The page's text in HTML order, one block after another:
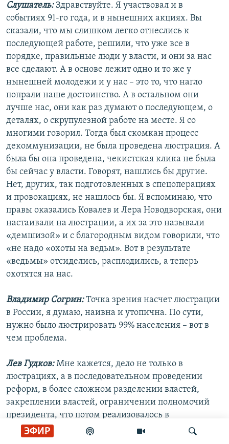
ЭФИР
Слушатель:Здравствуйте. Я участвовал и в
событиях 91-го года, и в нынешних акциях. Вы
сказали, что мы слишком легко отнеслись к
последующей работе, решили, что уже все в
порядке, правильные люди у власти, и они за нас
все сделают. А в основе лежит одно и то же у
нынешней молодежи и у нас – это то, что нагло
попрали наше достоинство. А в остальном они
лучше нас, они как раз думают о последующем, о
деталях, о скрупулезной работе на месте. Я со
многими говорил. Тогда был скомкан процесс
декоммунизации, не была проведена люстрация. А
была бы она проведена, чекистская клика не была
бы сейчас у власти. Говорят, нашлись бы другие.
Нет, других, так подготовленных в спецоперациях
и провокациях, не нашлось бы. Я вспоминаю, что
правы оказались Ковалев и Лера Новодворская, они
настаивали на люстрации, а их за это называли
«демшизой» и с благородным видом говорили, что
«не надо «охоты на ведьм». Вот в результате
«ведьмы» отсиделись, расплодились, а теперь
охотятся на нас.
Владимир Согрин:Точка зрения насчет люстрации
в России, я думаю, наивна и утопична. По сути,
нужно было люстрировать 99% населения – вот в
чем проблема.
Лев Гудков:Мне кажется, дело не только в
люстрациях, а в последовательном проведении
реформ, в более сложном разделении властей,
закреплении властей, ограничении полномочий
президента, что потом реализовалось в
двусмысленной Конституции. И декоммунизация,